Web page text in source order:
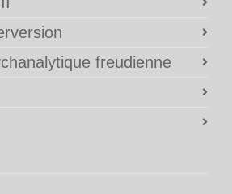
freudienne